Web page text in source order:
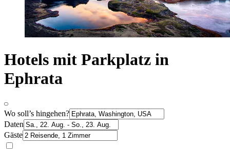
Hotels mit Parkplatz in
Ephrata
Wo soll’s hingehen?
Daten
Gäste